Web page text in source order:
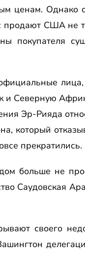
ценам. Однако
продают США не
покупателя
и Северную
Эр-Рияда
который
прекратились.
больше не
Саудовская
своего